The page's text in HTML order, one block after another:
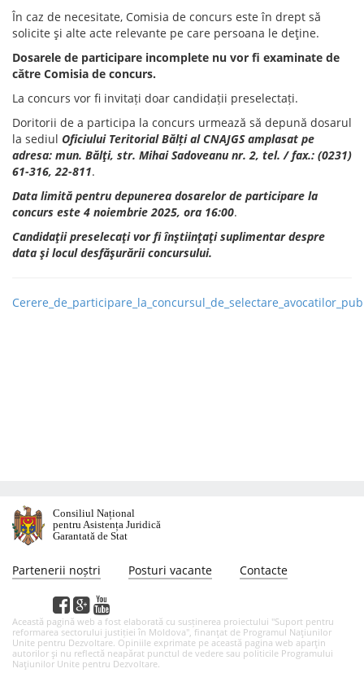
În caz de necesitate, Comisia de concurs este în drept să
solicite şi alte acte relevante pe care persoana le deţine.
Dosarele de participare incomplete nu vor fi examinate de
către Comisia de concurs.
La concurs vor fi invitați doar candidații preselectați.
Doritorii de a participa la concurs urmează să depună dosarul
la sediul Oficiului Teritorial Bălți al CNAJGS amplasat pe
adresa: mun. Bălţi, str. Mihai Sadoveanu nr. 2, tel. / fax.: (0231)
61-316, 22-811.
Data limită pentru depunerea dosarelor de participare la
concurs este 4 noiembrie 2025, ora 16:00.
Candidaţii preselecaţi vor fi înştiinţaţi suplimentar despre
data şi locul desfăşurării concursului.
Consiliul Național
pentru Asistența Juridică
Garantată de Stat
Partenerii noștri Posturi vacante Contacte
Această pagină web a fost elaborată cu susținerea proiectului "Suport pentru
reformarea sectorului justiției în Moldova", finanţat de Programul Naţiunilor
Unite pentru Dezvoltare. Opiniile exprimate pe această pagina web aparţin
autorilor şi nu reflectă neapărat punctul de vedere sau politicile Programului
Naţiunilor Unite pentru Dezvoltare.